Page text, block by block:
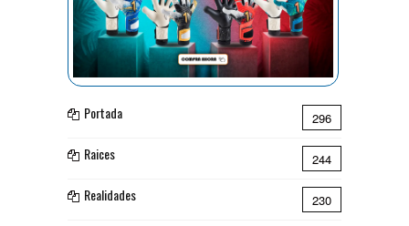
Portada 296
Raices 244
Realidades 230